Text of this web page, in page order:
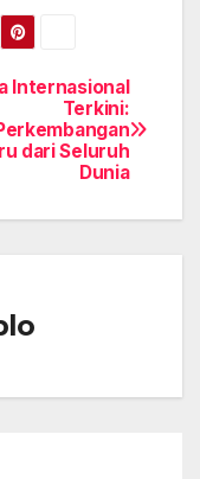
Internasional
Terkini:
dari Seluruh
Dunia